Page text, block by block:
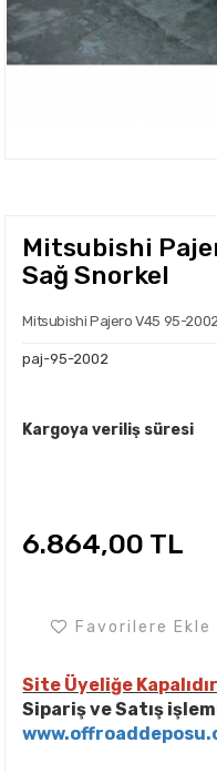
Mitsubishi
Sağ Snorkel
Mitsubishi Pajero V45 95-
paj-95-2002
Kargoya veriliş süresi
6.864,00 TL
Favorilere Ekle
Site Üyeliğe
Sipariş ve Satış